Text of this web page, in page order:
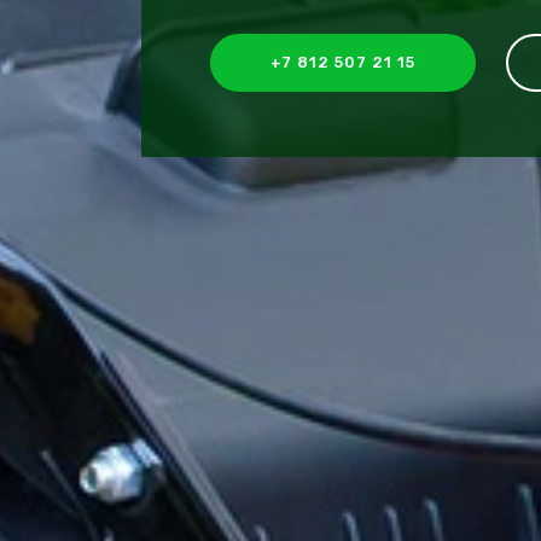
+7 812 507 21 15